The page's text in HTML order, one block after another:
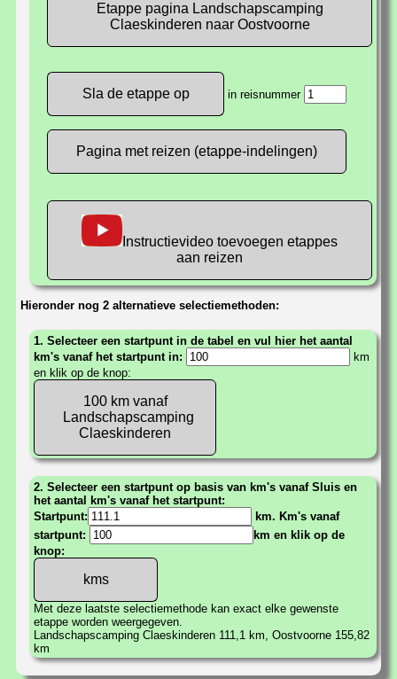
Etappe pagina Landschapscamping
Claeskinderen naar Oostvoorne
in reisnummer
Pagina met reizen (etappe-indelingen)
Instructievideo toevoegen etappes
aan reizen
Hieronder nog 2 alternatieve selectiemethoden:
1. Selecteer een startpunt in de tabel en vul hier het aantal
km's vanaf het startpunt in:
km
en klik op de knop:
100 km vanaf
Landschapscamping
Claeskinderen
2. Selecteer een startpunt op basis van km's vanaf Sluis en
het aantal km's vanaf het startpunt:
Startpunt:
km. Km's vanaf
startpunt:
km en klik op de
knop:
Met deze laatste selectiemethode kan exact elke gewenste
etappe worden weergegeven.
Landschapscamping Claeskinderen 111,1 km, Oostvoorne 155,82
km